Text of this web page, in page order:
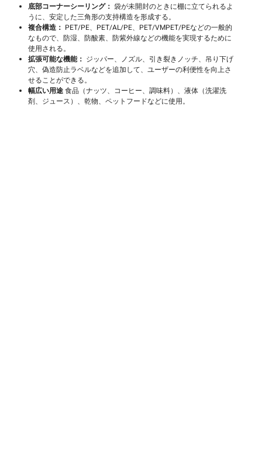
底部コーナーシーリング： 袋が未開封のときに棚に立てられるよ
うに、安定した三角形の支持構造を形成する。
複合構造： PET/PE、PET/AL/PE、PET/VMPET/PEなどの一般的
なもので、防湿、防酸素、防紫外線などの機能を実現するために
使用される。
拡張可能な機能： ジッパー、ノズル、引き裂きノッチ、吊り下げ
穴、偽造防止ラベルなどを追加して、ユーザーの利便性を向上さ
せることができる。
幅広い用途食品（ナッツ、コーヒー、調味料）、液体（洗濯洗
剤、ジュース）、乾物、ペットフードなどに使用。